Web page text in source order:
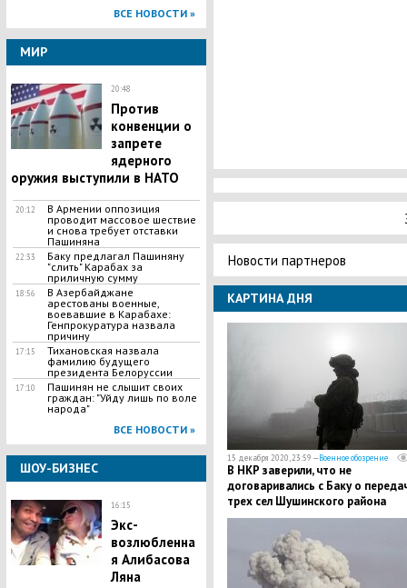
ВСЕ НОВОСТИ »
МИР
20:48
Против
конвенции о
запрете
ядерного
оружия выступили в НАТО
20:12
В Армении оппозиция
проводит массовое шествие
и снова требует отставки
Пашиняна
22:33
Баку предлагал Пашиняну
"слить" Карабах за
приличную сумму
18:56
В Азербайджане
арестованы военные,
воевавшие в Карабахе:
Генпрокуратура назвала
причину
17:15
​Тихановская назвала
фамилию будущего
президента Белоруссии
17:10
Пашинян не слышит своих
граждан: "Уйду лишь по воле
народа"
ВСЕ НОВОСТИ »
ШОУ-БИЗНЕС
16:15
Экс-
возлюбленна
я Алибасова
Ляна
Новости партнеров
КАРТИНА ДНЯ
15 декабря 2020, 23:59 —Военное обозрение
В НКР заверили, что не
договаривались с Баку о
трех сел Шушинского района